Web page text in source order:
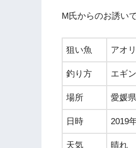
M氏からのお誘い
狙い魚 アオ
釣り方 エギ
場所 愛媛
日時 2019
天気 晴れ